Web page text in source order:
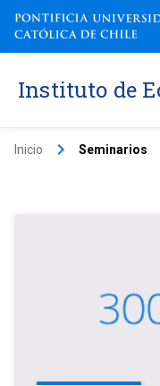
Instituto de
Inicio keyboard_arrow_right Seminarios